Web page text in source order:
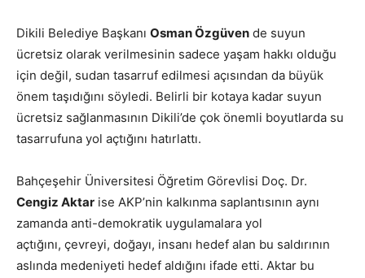
Dikili Belediye Başkanı Osman Özgüven de suyun
ücretsiz olarak verilmesinin sadece yaşam hakkı olduğu
için değil, sudan tasarruf edilmesi açısından da büyük
önem taşıdığını söyledi. Belirli bir kotaya kadar suyun
ücretsiz sağlanmasının Dikili’de çok önemli boyutlarda su
tasarrufuna yol açtığını hatırlattı.
Bahçeşehir Üniversitesi Öğretim Görevlisi Doç. Dr.
Cengiz Aktar ise AKP’nin kalkınma saplantısının aynı
zamanda anti-demokratik uygulamalara yol
açtığını, çevreyi, doğayı, insanı hedef alan bu saldırının
aslında medeniyeti hedef aldığını ifade etti. Aktar bu